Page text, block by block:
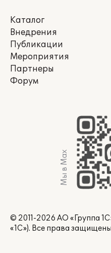
Каталог
Внедрения
Публикации
Мероприятия
Партнеры
Форум
Мы в Max
© 2011-2026 АО «Группа
«1С»). Все права